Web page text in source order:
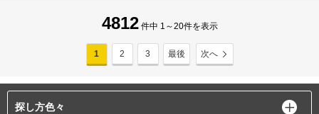
4812 件中 1～20件を表示
1 2 3 最後 次へ
探し方色々